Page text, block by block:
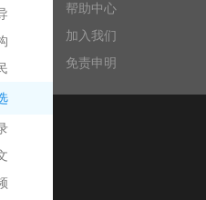
帮助中心
加入我们
免责申明